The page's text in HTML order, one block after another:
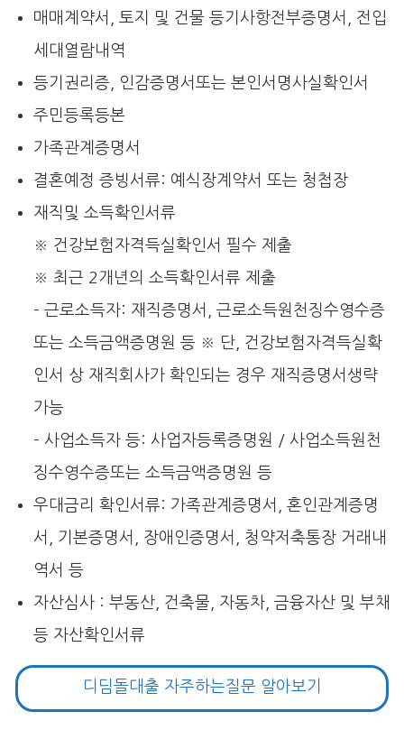
매매계약서, 토지 및 건물 등기사항전부증명서, 전입
세대열람내역
등기권리증, 인감증명서또는 본인서명사실확인서
주민등록등본
가족관계증명서
결혼예정 증빙서류: 예식장계약서 또는 청첩장
재직및 소득확인서류
※ 건강보험자격득실확인서 필수 제출
※ 최근 2개년의 소득확인서류 제출
– 근로소득자: 재직증명서, 근로소득원천징수영수증
또는 소득금액증명원 등 ※ 단, 건강보험자격득실확
인서 상 재직회사가 확인되는 경우 재직증명서생략
가능
– 사업소득자 등: 사업자등록증명원 / 사업소득원천
징수영수증또는 소득금액증명원 등
우대금리 확인서류: 가족관계증명서, 혼인관계증명
서, 기본증명서, 장애인증명서, 청약저축통장 거래내
역서 등
자산심사 : 부동산, 건축물, 자동차, 금융자산 및 부채
등 자산확인서류
디딤돌대출 자주하는질문 알아보기